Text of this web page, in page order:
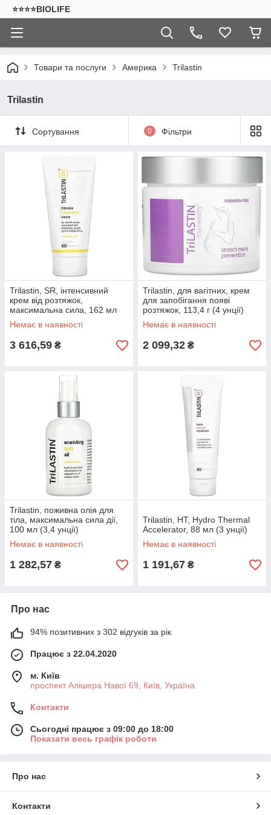
⭐⭐⭐⭐BIOLIFE
Товари та послуги Америка Trilastin
Trilastin
Сортування 0 Фільтри
Trilastin, SR, інтенсивний
крем від розтяжок,
максимальна сила, 162 мл
(5,5 унції)
Немає в наявності
3 616,59 ₴
Trilastin, для вагітних, крем
для запобігання появі
розтяжок, 113,4 г (4 унції)
Немає в наявності
2 099,32 ₴
Trilastin, поживна олія для
тіла, максимальна сила дії,
100 мл (3,4 унції)
Немає в наявності
1 282,57 ₴
Trilastin, HT, Hydro Thermal
Accelerator, 88 мл (3 унції)
Немає в наявності
1 191,67 ₴
Про нас
94% позитивних з 302 відгуків за рік
Працює з 22.04.2020
м. Київ
проспект Алішера Навої 69, Київ, Україна
Контакти
Сьогодні працює з 09:00 до 18:00
Показати весь графік роботи
Про нас
Контакти